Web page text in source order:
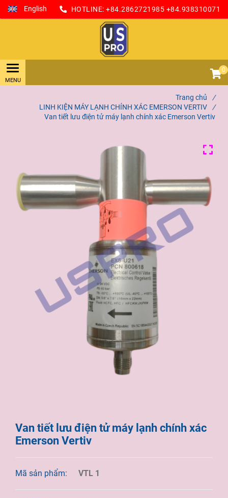
English HOTLINE: +84.2862721985 +84.938310071
0
Trang chủ
/
LINH KIỆN MÁY LẠNH CHÍNH XÁC EMERSON VERTIV
/
Van tiết lưu điện tử máy lạnh chính xác Emerson Vertiv
Van tiết lưu điện tử máy lạnh chính xác
Emerson Vertiv
Mã sản phẩm: VTL 1